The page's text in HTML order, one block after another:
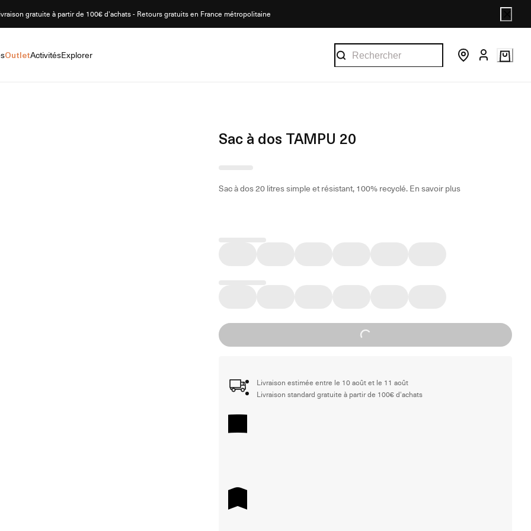
gratuite à partir de 100€ d'achats - Retours gratuits en France métropolitaine
OutletActivitésExplorer
Sac à dos TAMPU 20
Sac à dos 20 litres simple et résistant, 100% recyclé.En savoir plus
Loading...
Livraison estimée entre le 10 août et le 11 août
Livraison standard gratuite à partir de 100€ d'achats